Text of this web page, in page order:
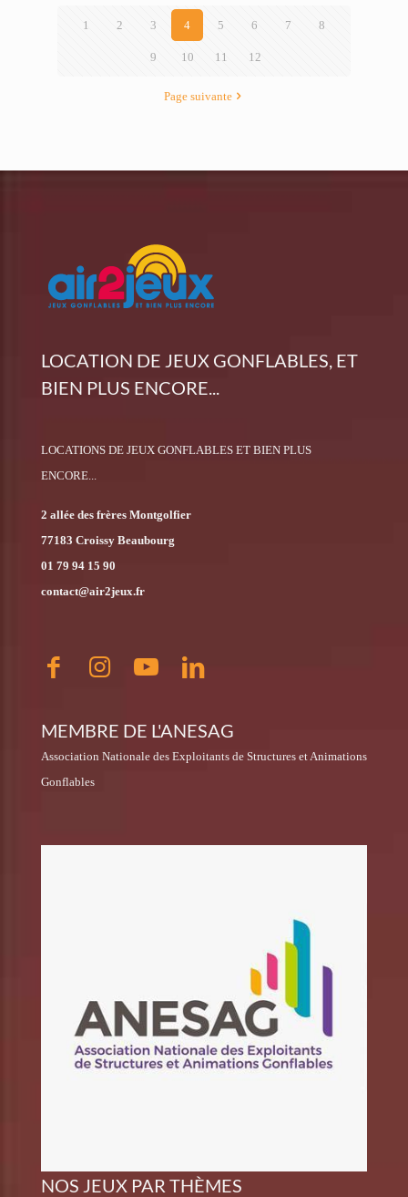
1 2 3 4 5 6 7 8
9 10 11 12
Page suivante
LOCATION DE JEUX GONFLABLES, ET
BIEN PLUS ENCORE...
LOCATIONS DE JEUX GONFLABLES ET BIEN PLUS
ENCORE...
2 allée des frères Montgolfier
77183 Croissy Beaubourg
01 79 94 15 90
contact@air2jeux.fr
MEMBRE DE L'ANESAG
Association Nationale des Exploitants de Structures et Animations
Gonflables
NOS JEUX PAR THÈMES